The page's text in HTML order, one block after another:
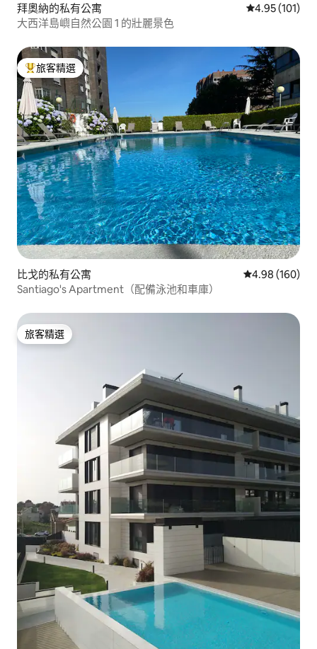
拜奧納的私有公寓 從 101 則評價
4.95 (101)
大西洋島嶼自然公園 1 的壯麗景色
旅客精選榜首
旅客精選
比戈的私有公寓 從 160 則評價
4.98 (160)
Santiago's Apartment（配備泳池和車庫）
旅客精選
旅客精選